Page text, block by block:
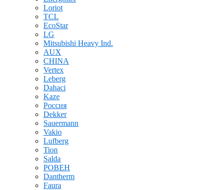
Loriot
TCL
EcoStar
LG
Mitsubishi Heavy Ind.
AUX
CHINA
Vertex
Leberg
Dahaci
Kaze
Россия
Dekker
Sauermann
Vakio
Lufberg
Tion
Salda
РОВЕН
Dantherm
Faura